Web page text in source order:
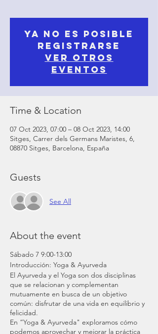
Ya no es posible
registrarse
Ver otros
eventos
Time & Location
07 Oct 2023, 07:00 – 08 Oct 2023, 14:00
Sitges, Carrer dels Germans Maristes, 6,
08870 Sitges, Barcelona, España
Guests
See All
About the event
Sábado 7 9:00-13:00
Introducción: Yoga & Ayurveda
El Ayurveda y el Yoga son dos disciplinas
que se relacionan y complementan
mutuamente en busca de un objetivo
común: disfrutar de una vida en equilibrio y
felicidad.
En “Yoga & Ayurveda" exploramos cómo
podemos aprovechar y mejorar la práctica